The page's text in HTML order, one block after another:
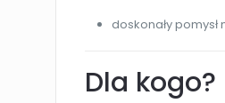
doskonały pomysł
Dla kogo?